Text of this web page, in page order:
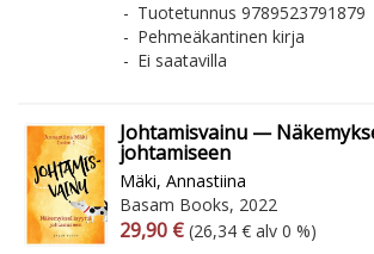
Tuotetunnus 9789523791879
Pehmeäkantinen kirja
Ei saatavilla
Johtamisvainu —
johtamiseen
Mäki, Annastiina
Basam Books, 2022
Arvonlisäverollinen hinta
29,90 € Arvonlisäveroton hinta
(26,34 € alv 0 %)